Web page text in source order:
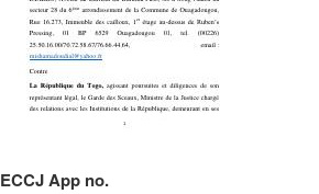
ECCJ App no.